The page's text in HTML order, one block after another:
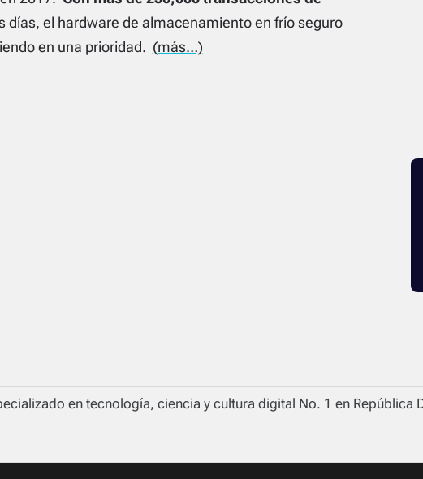
días, el hardware de almacenamiento en frío seguro
en una prioridad. (más…)
en tecnología, ciencia y cultura digital No. 1 en República